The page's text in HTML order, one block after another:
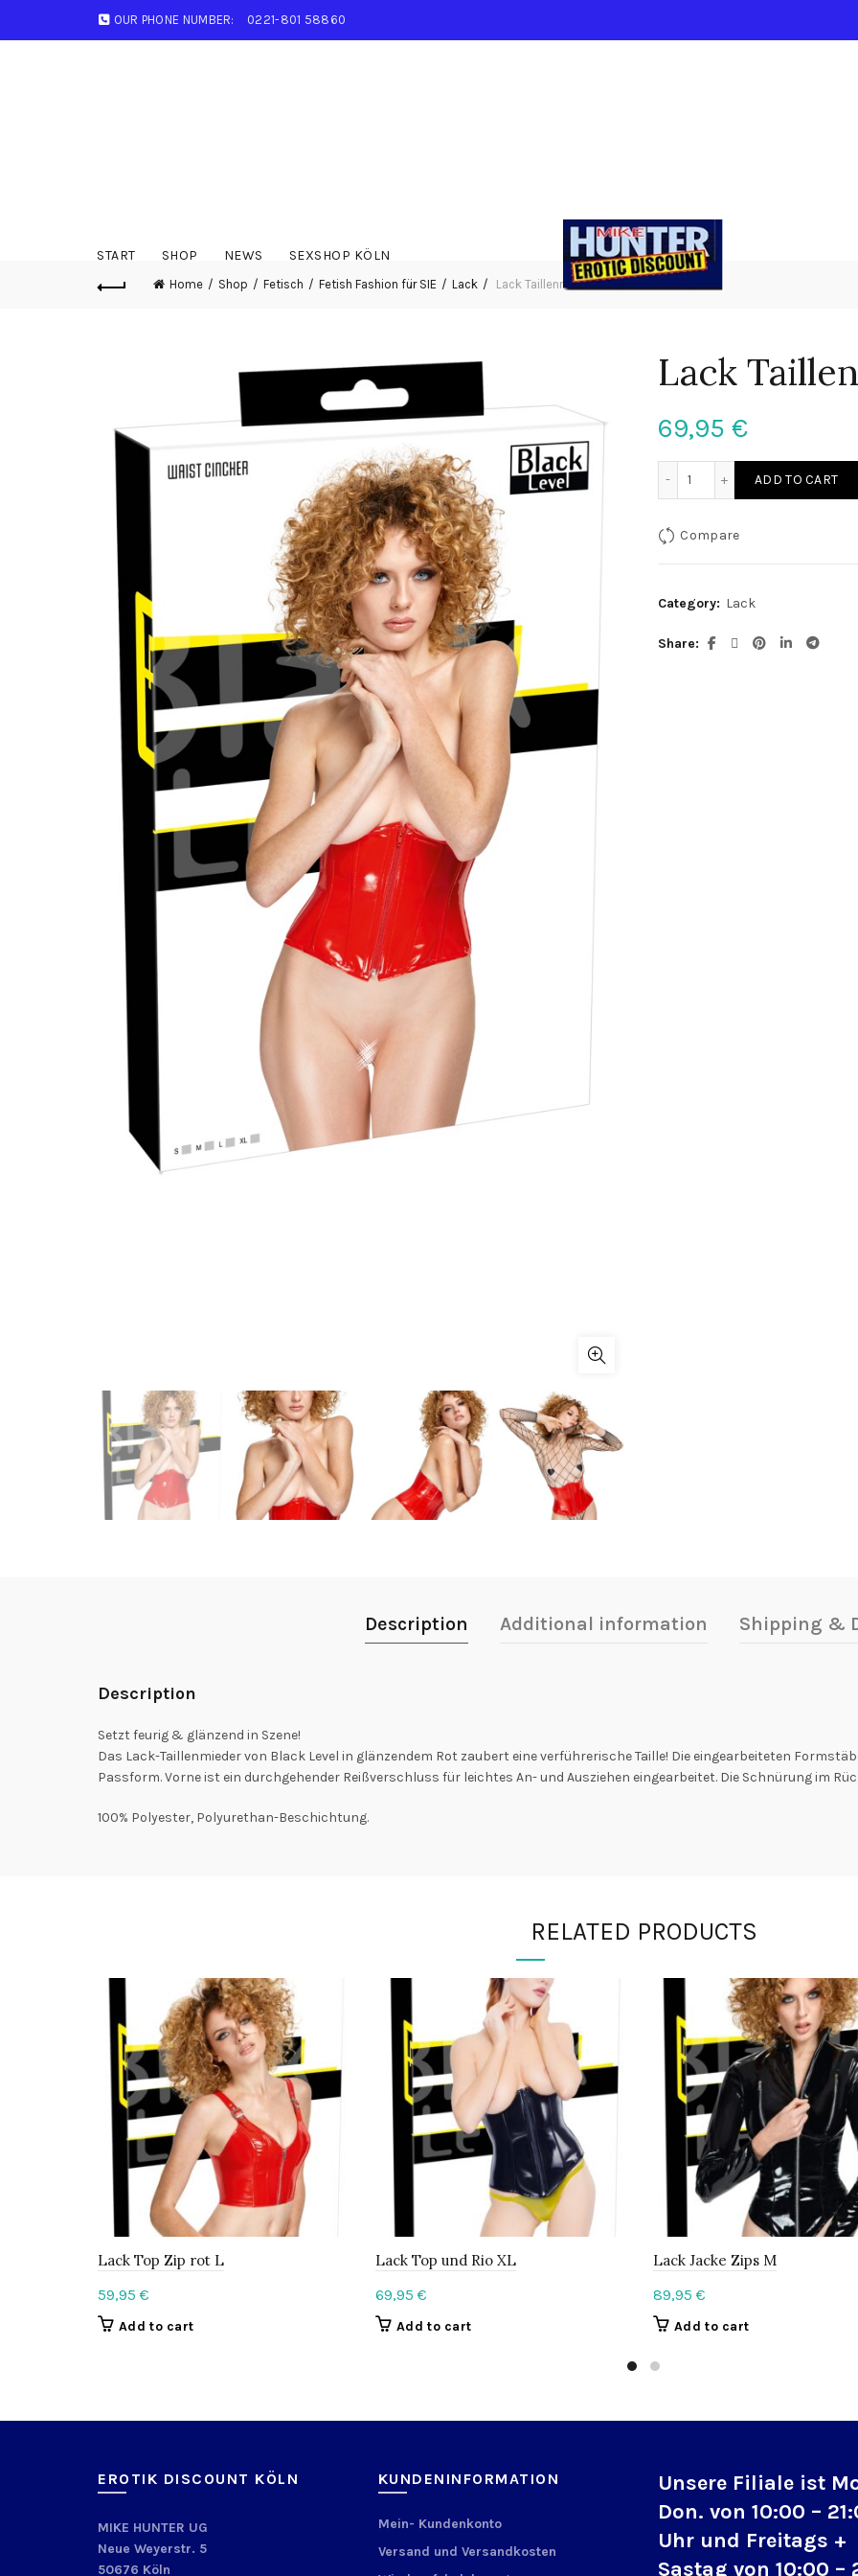
OUR PHONE NUMBER: 0221-801 58860
START SHOP NEWS SEXSHOP KÖLN
Home Shop Fetisch Fetish Fashion für SIE Lack Lack Taillenmieder rot S
Lack
69,95 €
Lack Taillenmieder rot S
ADD TO CART
Compare
Category: Lack
Share
Description Additional information Shipping &
Description
Setzt feurig & glänzend in Szene!
Das Lack-Taillenmieder von Black Level in glänzendem Rot zaubert eine verführerische Taille! Die eingearbeiteten
Passform. Vorne ist ein durchgehender Reißverschluss für leichtes An- und Ausziehen eingearbeitet. Die Schnürung im
100% Polyester, Polyurethan-Beschichtung.
RELATED PRODUCTS
Lack Top Zip rot L
59,95 €
Add to cart
Lack Top und Rio XL
69,95 €
Add to cart
Lack Jacke Zips M
89,95 €
Add to cart
EROTIK DISCOUNT KÖLN
MIKE HUNTER UG
Neue Weyerstr. 5
50676 Köln
KUNDENINFORMATION
Mein- Kundenkonto
Versand und Versandkosten
Unsere Filiale ist
Don. von 10:00 –
Uhr und Freitags +
Sastag von 10:00 –